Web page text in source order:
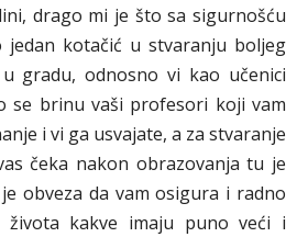
drago mi je što sa sigurnošću
jedan kotačić u stvaranju boljeg
gradu, odnosno vi kao učenici
se brinu vaši profesori koji vam
i vi ga usvajate, a za stvaranje
čeka nakon obrazovanja tu je
obveza da vam osigura i radno
kakve imaju puno veći i